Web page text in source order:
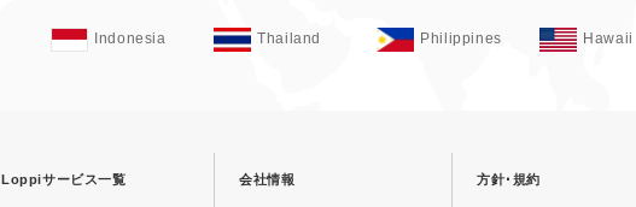
Indonesia Thailand Philippines Hawaii
Loppiサービス一覧 会社情報 方針･規約